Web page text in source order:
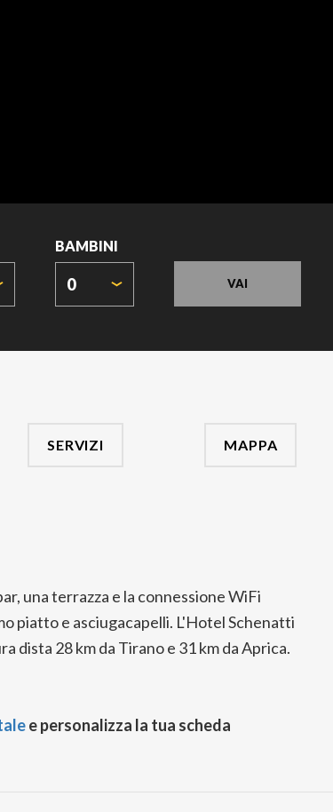
BAMBINI
0 VAI
SERVIZI MAPPA
una terrazza e la connessione WiFi
piatto e asciugacapelli. L'Hotel Schenatti
dista 28 km da Tirano e 31 km da Aprica.
e personalizza la tua scheda